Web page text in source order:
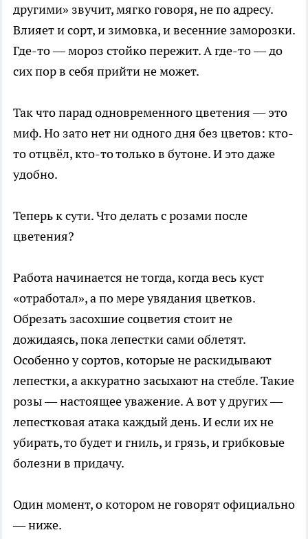
другими» звучит, мягко говоря, не по адресу.
Влияет и сорт, и зимовка, и весенние заморозки.
Где-то — мороз стойко пережит. А где-то — до
сих пор в себя прийти не может.
Так что парад одновременного цветения — это
миф. Но зато нет ни одного дня без цветов: кто-
то отцвёл, кто-то только в бутоне. И это даже
удобно.
Теперь к сути. Что делать с розами после
цветения?
Работа начинается не тогда, когда весь куст
«отработал», а по мере увядания цветков.
Обрезать засохшие соцветия стоит не
дожидаясь, пока лепестки сами облетят.
Особенно у сортов, которые не раскидывают
лепестки, а аккуратно засыхают на стебле. Такие
розы — настоящее уважение. А вот у других —
лепестковая атака каждый день. И если их не
убирать, то будет и гниль, и грязь, и грибковые
болезни в придачу.
Один момент, о котором не говорят официально
— ниже.